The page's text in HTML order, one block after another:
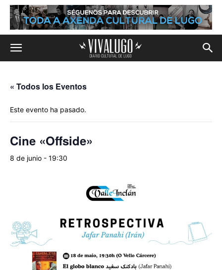
« Todos los Eventos
Este evento ha pasado.
Cine «Offside»
8 de junio - 19:30